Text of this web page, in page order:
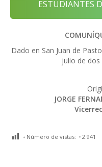
ESTUDIANTES
Dado en San Juan de
julio de
JORGE
Número de vistas: 2.941